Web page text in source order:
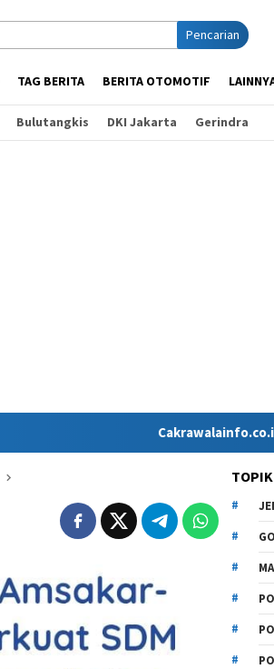
Pencarian
TAG BERITA BERITA OTOMOTIF
Bulutangkis DKI Jakarta Gerindra
Cakrawalainfo.co.id hadir